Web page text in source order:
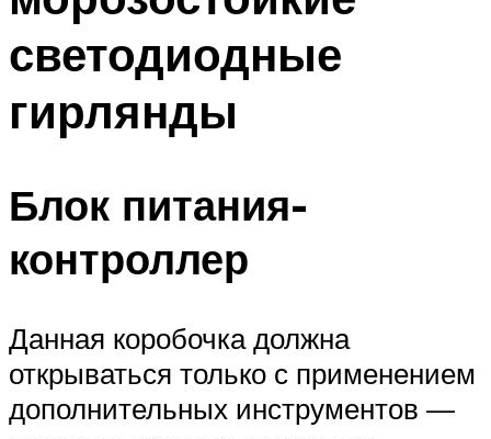
светодиодные
гирлянды
Блок питания-
контроллер
Данная коробочка должна
открываться только с применением
дополнительных инструментов —